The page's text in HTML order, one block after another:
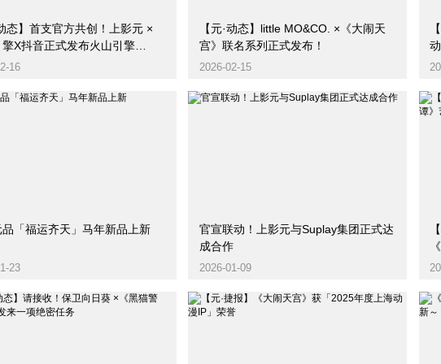
态】首支官方共创！上影元 ×
X抖音正式发布火山引擎
首支官方合作AIGC短片
16
【元·动态】little MO&CO. ×《大闹天
宫》联名系列正式发布！
2026-02-15
「福运齐天」马年新品上新
23
官宣联动！上影元与Suplay集团正式达
成合作
2026-01-09